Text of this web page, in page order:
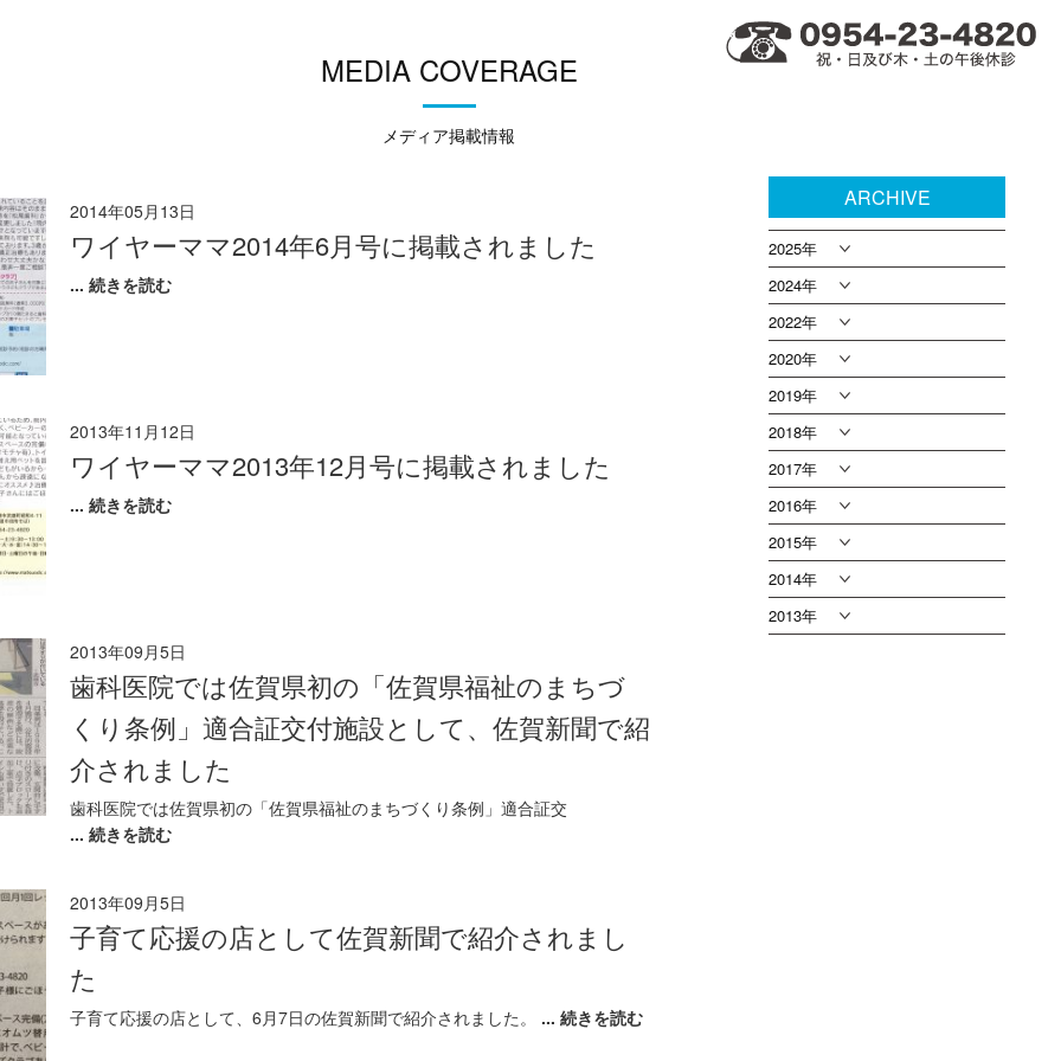
MEDIA COVERAGE
メディア掲載情報
2014年05月13日
ワイヤーママ2014年6月号に掲載されました
... 続きを読む
2013年11月12日
ワイヤーママ2013年12月号に掲載されました
... 続きを読む
2013年09月5日
歯科医院では佐賀県初の「佐賀県福祉のまちづ
くり条例」適合証交付施設として、佐賀新聞で紹
介されました
歯科医院では佐賀県初の「佐賀県福祉のまちづくり条例」適合証交
... 続きを読む
2013年09月5日
子育て応援の店として佐賀新聞で紹介されまし
た
子育て応援の店として、6月7日の佐賀新聞で紹介されました。 ... 続きを読む
ARCHIVE
2025年
2024年
2022年
2020年
2019年
2018年
2017年
2016年
2015年
2014年
2013年